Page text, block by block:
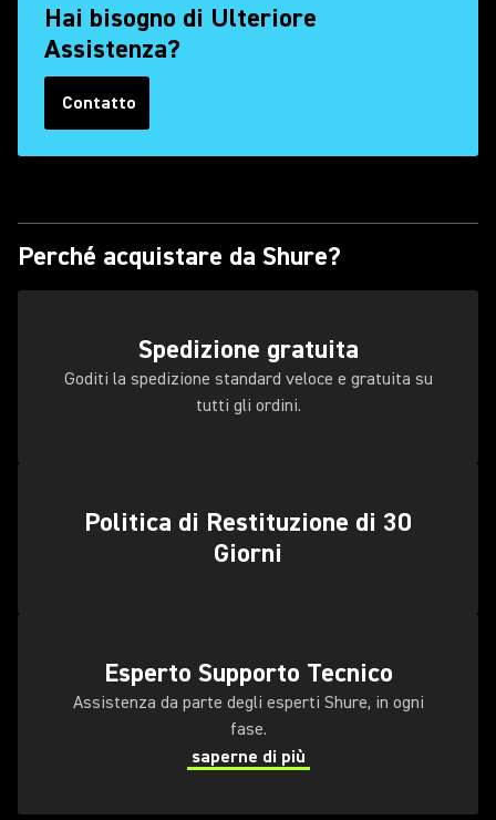
Hai bisogno di Ulteriore
Assistenza?
Contatto
(Opens in a new tab)
Perché acquistare da Shure?
Spedizione gratuita
Goditi la spedizione standard veloce e gratuita su
tutti gli ordini.
Politica di Restituzione di 30
Giorni
Esperto Supporto Tecnico
Assistenza da parte degli esperti Shure, in ogni
fase.
saperne di più